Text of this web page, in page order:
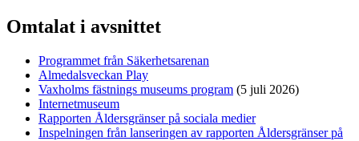
Omtalat i avsnittet
Programmet från Säkerhetsarenan
Almedalsveckan Play
Vaxholms fästnings museums program (5 juli 2026)
Internetmuseum
Rapporten Åldersgränser på sociala medier
Inspelningen från lanseringen av rapporten Åldersgränser på